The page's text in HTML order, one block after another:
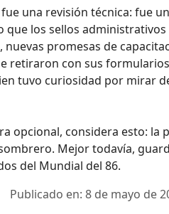
una revisión técnica: fue un
que los sellos administrativos
promesas de
retiraron con sus
tuvo curiosidad por mirar
opcional, considera esto: la
Mejor todavía,
del Mundial del 86.
Publicado en: 8 de mayo de